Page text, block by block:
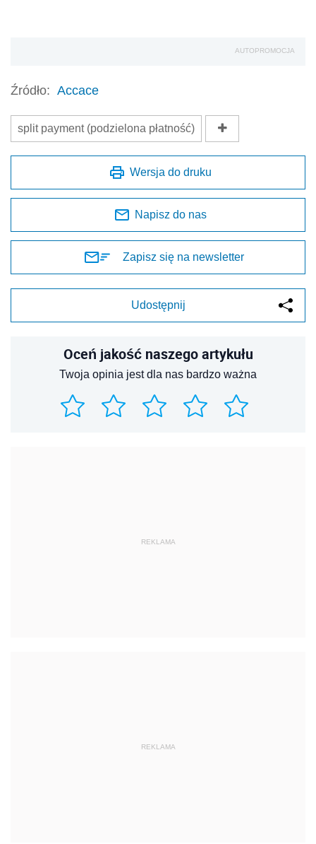
AUTOPROMOCJA
Źródło: Accace
split payment (podzielona płatność)
Wersja do druku
Napisz do nas
Zapisz się na newsletter
Udostępnij
Oceń jakość naszego artykułu
Twoja opinia jest dla nas bardzo ważna
REKLAMA
REKLAMA